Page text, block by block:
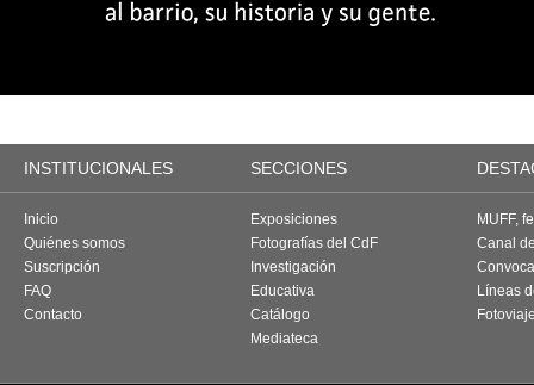
INSTITUCIONALES SECCIONES
Inicio
Quiénes somos
Suscripción
FAQ
Contacto
Exposiciones
Fotografías del CdF
Investigación
Educativa
Catálogo
Mediateca
MUFF,
Canal
Líneas